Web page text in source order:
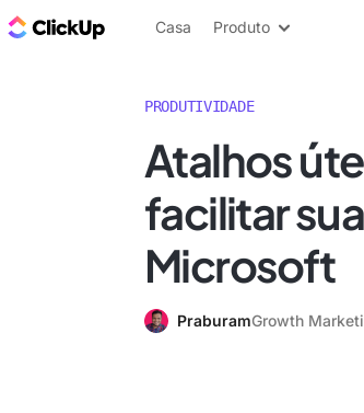
ClickUp Blogue
Casa Produto
PRODUTIVIDADE
Atalhos
facilitar
Microsoft
PraburamGrowth